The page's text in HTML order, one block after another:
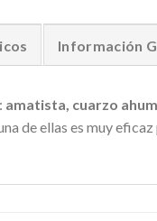
Información
amatista, cuarzo
de ellas es muy